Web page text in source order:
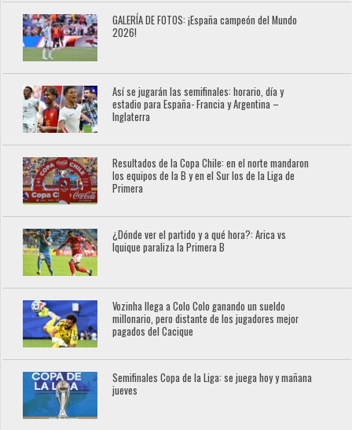
GALERÍA DE FOTOS: ¡España campeón del Mundo
2026!
Así se jugarán las semifinales: horario, día y
estadio para España- Francia y Argentina –
Inglaterra
Resultados de la Copa Chile: en el norte mandaron
los equipos de la B y en el Sur los de la Liga de
Primera
¿Dónde ver el partido y a qué hora?: Arica vs
Iquique paraliza la Primera B
Vozinha llega a Colo Colo ganando un sueldo
millonario, pero distante de los jugadores mejor
pagados del Cacique
Semifinales Copa de la Liga: se juega hoy y mañana
jueves